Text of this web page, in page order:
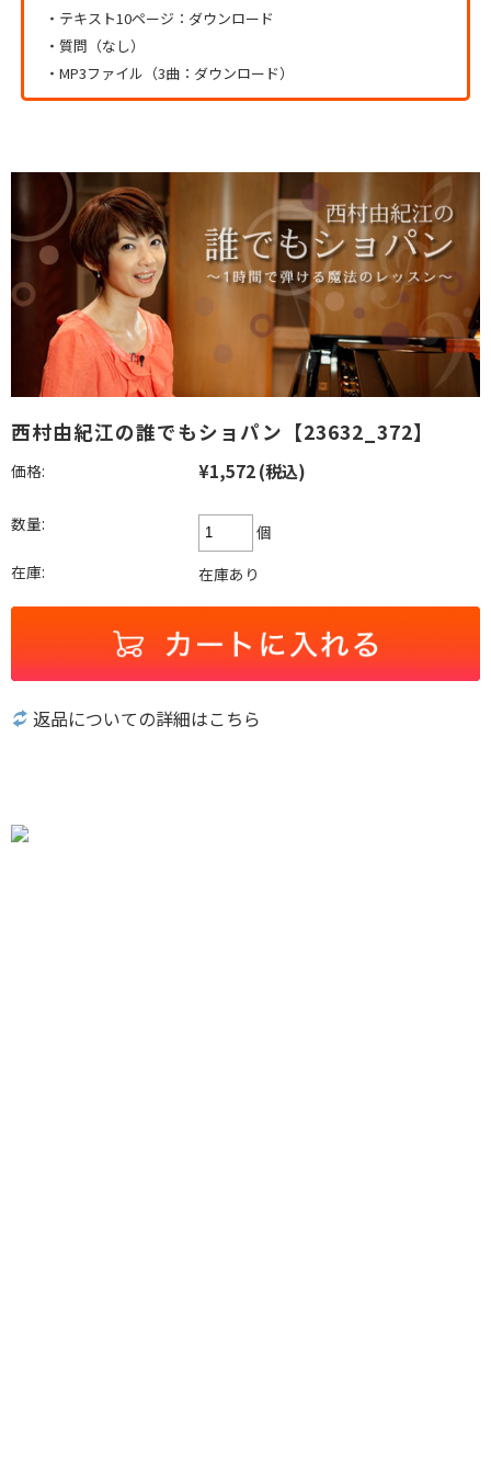
・テキスト10ページ：ダウンロード
・質問（なし）
・MP3ファイル（3曲：ダウンロード）
西村由紀江の誰でもショパン【23632_372】
価格: ¥1,572(税込)
数量:
個
在庫:
在庫あり
返品についての詳細はこちら